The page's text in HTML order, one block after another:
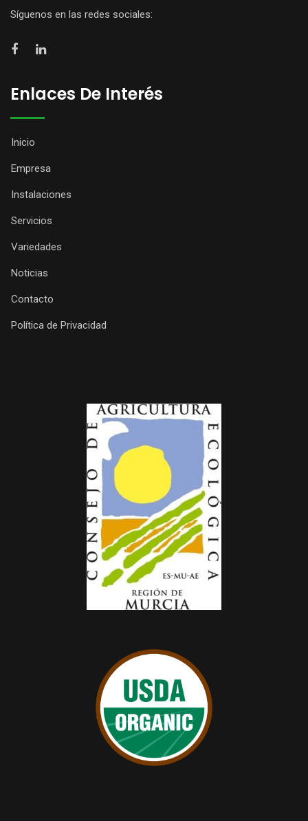
Síguenos en las redes sociales:
Enlaces De Interés
Inicio
Empresa
Instalaciones
Servicios
Variedades
Noticias
Contacto
Política de Privacidad